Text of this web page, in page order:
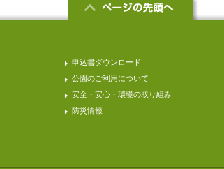
申込書ダウンロード
公園のご利用について
安全・安心・環境の取り組み
防災情報